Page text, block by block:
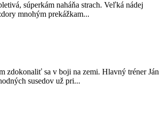
súperkám naháňa strach. Veľká nádej
mnohým prekážkam...
zdokonaliť sa v boji na zemi. Hlavný tréner Ján
susedov už pri...